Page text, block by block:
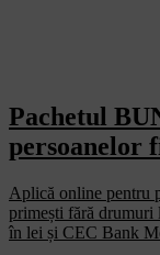
Pachetul
persoanelor
Aplică online pentru
primești fără drumuri
în lei și CEC Bank